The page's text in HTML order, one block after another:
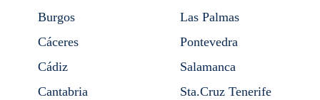
Burgos
Cáceres
Cádiz
Cantabria
Las Palmas
Pontevedra
Salamanca
Sta.Cruz Tenerife